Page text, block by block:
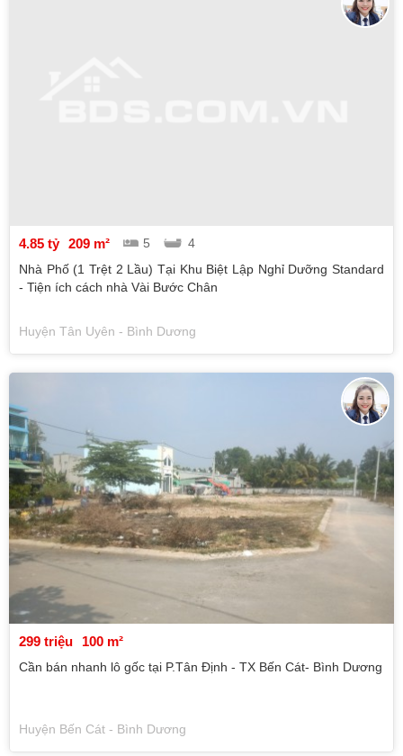
4.85 tỷ 209 m² 5
4
Nhà Phố (1 Trệt 2 Lầu) Tại Khu Biệt Lập Nghỉ Dưỡng Standard
- Tiện ích cách nhà Vài Bước Chân
Huyện Tân Uyên - Bình Dương
299 triệu 100 m²
Cần bán nhanh lô gốc tại P.Tân Định - TX Bến Cát- Bình Dương
Huyện Bến Cát - Bình Dương